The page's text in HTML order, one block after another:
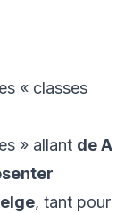
« classes
» allant de A
, tant pour